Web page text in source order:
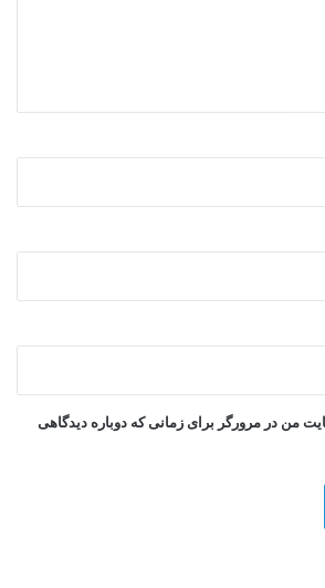
من در مرورگر برای زمانی که دوباره دیدگاهی